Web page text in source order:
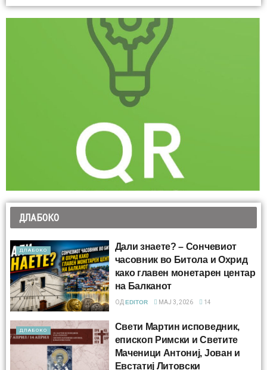
ДЛАБОКО
ДЛАБОКО
Дали знаете? – Сончевиот
часовник во Битола и Охрид
како главен монетарен центар
на Балканот
ОД EDITOR МАЈ 3, 2026 14
ДЛАБОКО
Свети Мартин исповедник,
епископ Римски и Светите
Маченици Антониј, Јован и
Евстатиј Литовски